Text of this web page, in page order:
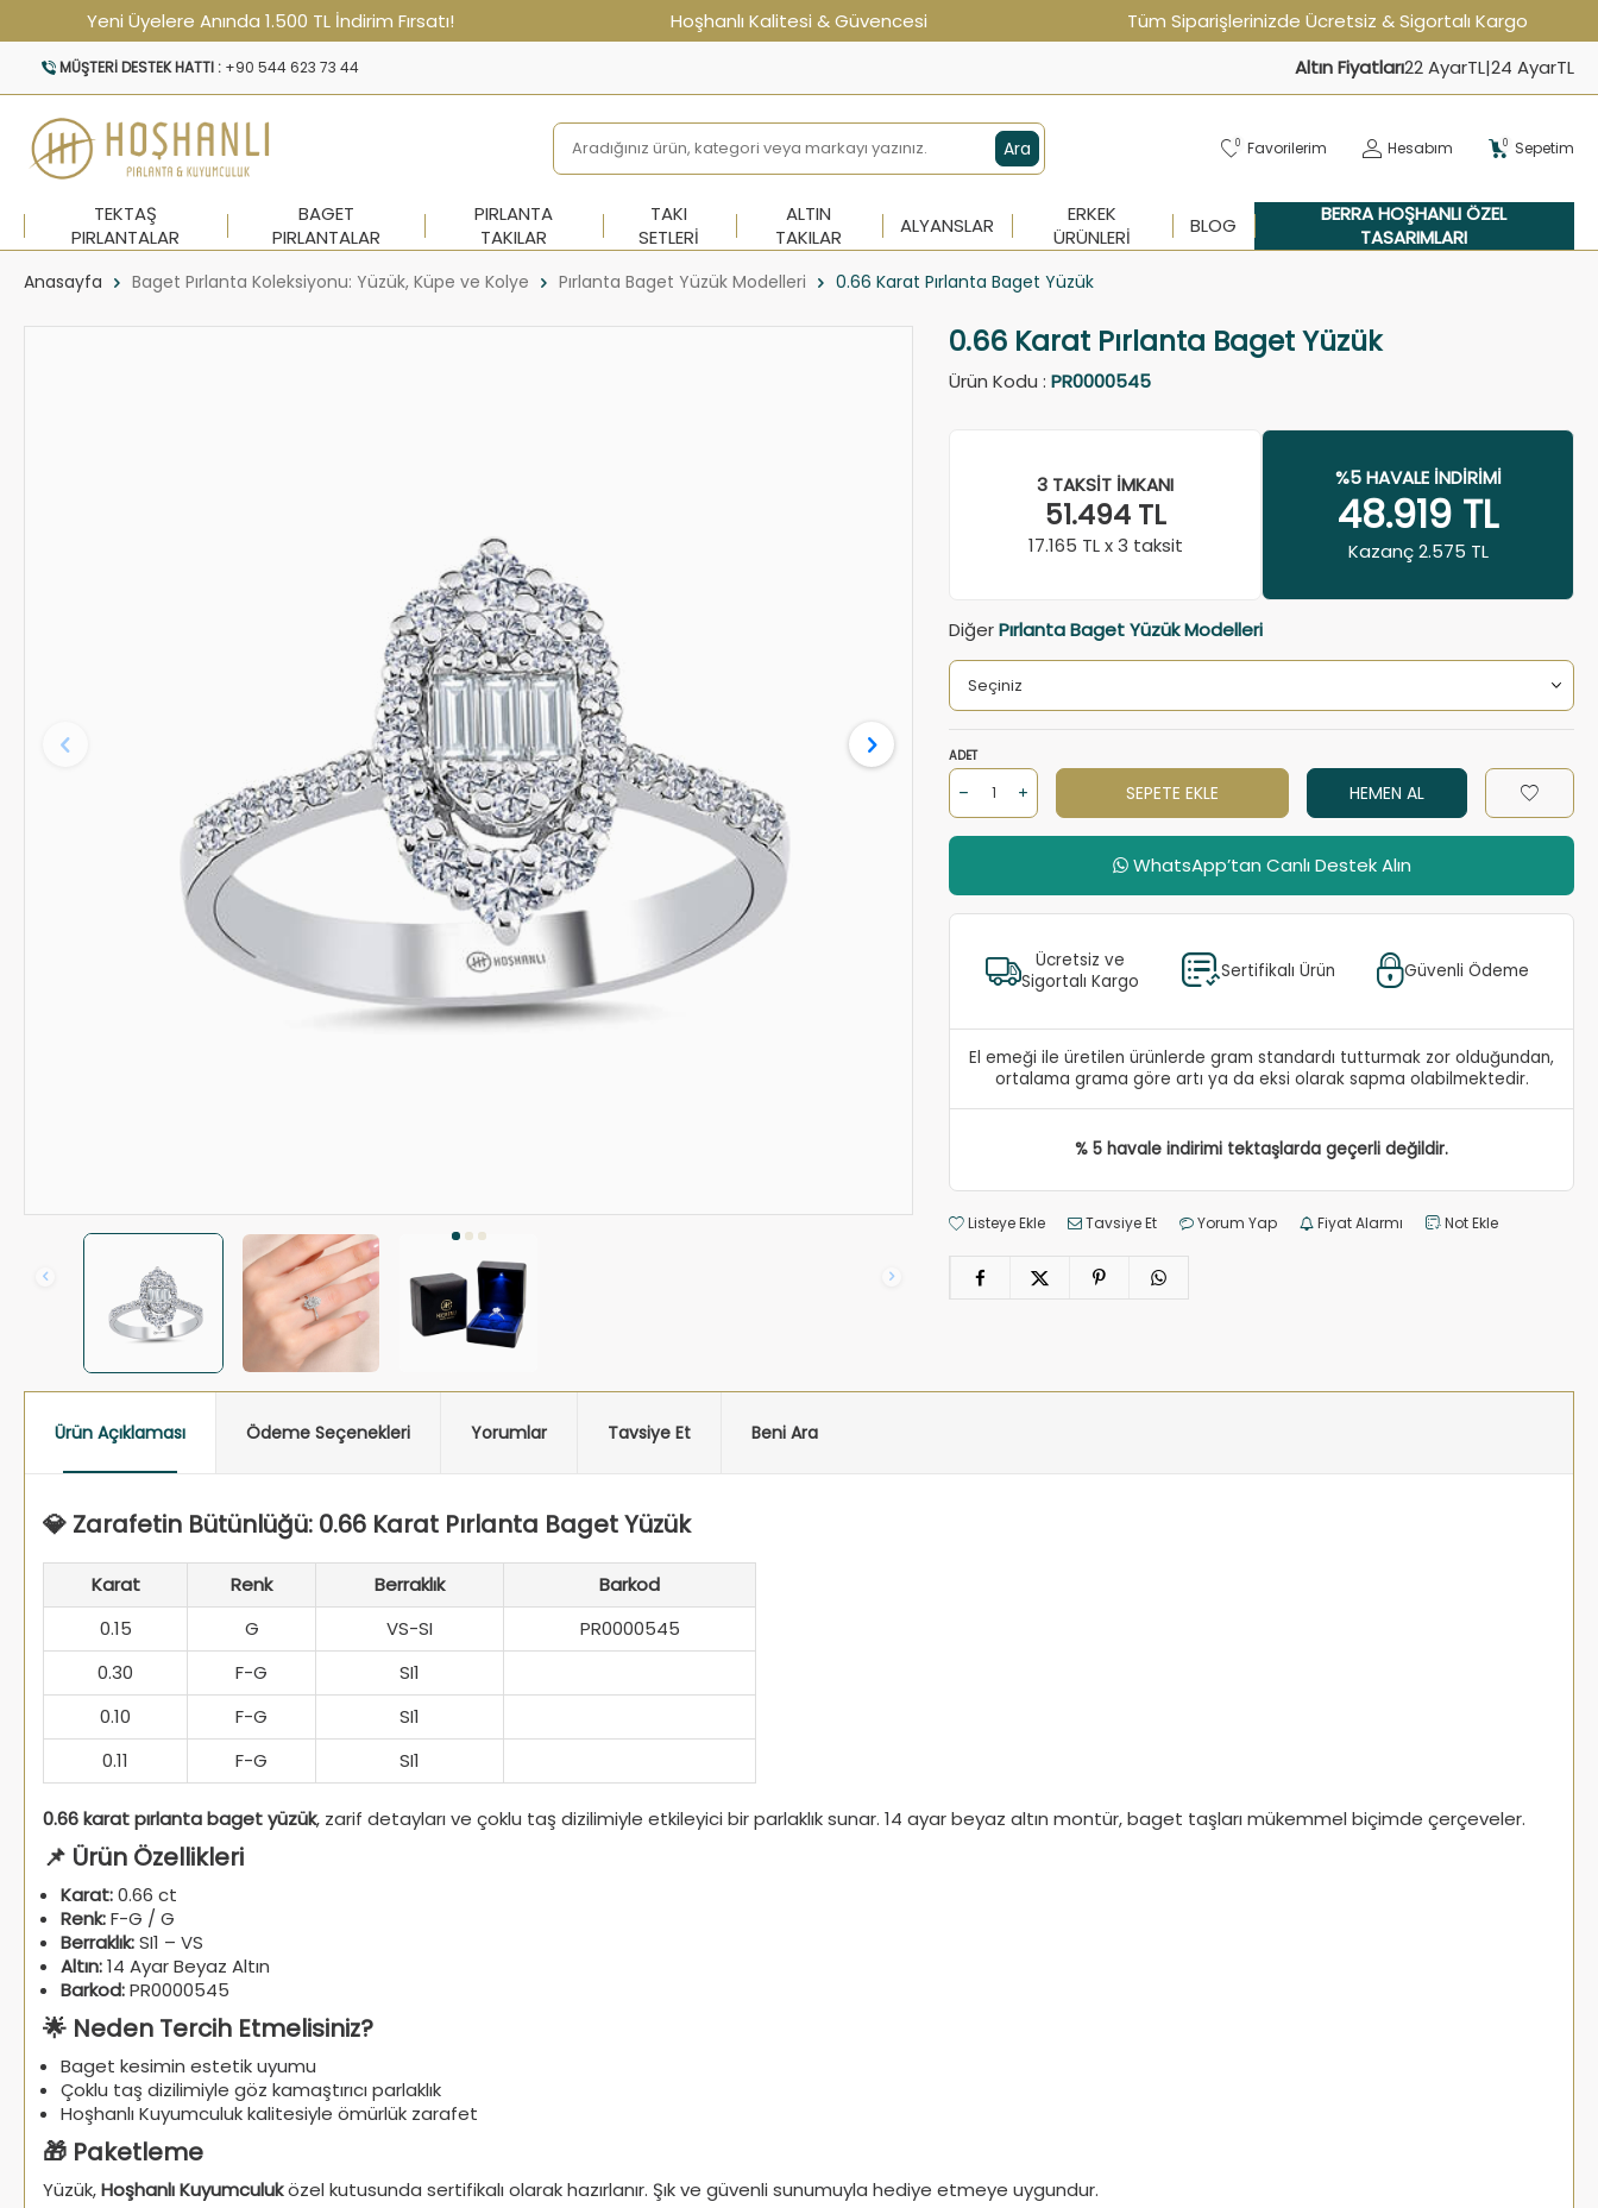
Yeni Üyelere Anında 1.500 TL İndirim Fırsatı! Hoşhanlı Kalitesi & Güvencesi Tüm Siparişlerinizde Ücretsiz & Sigortalı Kargo
MÜŞTERI DESTEK HATTI : +90 544 623 73 44 Altın Fiyatları22 AyarTL|24 AyarTL
Ara 0 Favorilerim Hesabım 0 Sepetim
TEKTAŞ
PIRLANTALAR
BAGET
PIRLANTALAR
PIRLANTA
TAKILAR
TAKI
SETLERI
ALTIN
TAKILAR
ALYANSLAR
ERKEK
ÜRÜNLERI
BLOG
BERRA HOŞHANLI ÖZEL
TASARIMLARI
Anasayfa Baget Pırlanta Koleksiyonu: Yüzük, Küpe ve Kolye Pırlanta Baget Yüzük Modelleri 0.66 Karat Pırlanta Baget Yüzük
0.66 Karat Pırlanta Baget Yüzük
Ürün Kodu :PR0000545
3 TAKSIT İMKANI
51.494TL
17.165 TL x 3 taksit
%5 HAVALE İNDIRIMI
48.919 TL
Kazanç 2.575 TL
DiğerPırlanta Baget Yüzük Modelleri
ADET
SEPETE EKLE HEMEN AL
WhatsApp’tan Canlı Destek Alın
Ücretsiz ve
Sigortalı Kargo
Sertifikalı Ürün Güvenli Ödeme
El emeği ile üretilen ürünlerde gram standardı tutturmak zor olduğundan,
ortalama grama göre artı ya da eksi olarak sapma olabilmektedir.
% 5 havale indirimi tektaşlarda geçerli değildir.
Listeye Ekle Tavsiye Et Yorum Yap Fiyat Alarmı Not Ekle
Ürün Açıklaması Ödeme Seçenekleri Yorumlar Tavsiye Et Beni Ara
💎 Zarafetin Bütünlüğü: 0.66 Karat Pırlanta Baget Yüzük
Karat Renk Berraklık
Barkod
0.15
G VS-SI
PR0000545
0.30
F-G
SI1
0.10
F-G
SI1
0.11
F-G SI1
0.66 karat pırlanta baget yüzük, zarif detayları ve çoklu taş dizilimiyle etkileyici bir parlaklık sunar. 14 ayar beyaz altın montür, baget taşları mükemmel biçimde çerçeveler.
📌 Ürün Özellikleri
Karat:0.66 ct
Renk:F-G / G
Berraklık:SI1 – VS
Altın:14 Ayar Beyaz Altın
Barkod:PR0000545
🌟 Neden Tercih Etmelisiniz?
Baget kesimin estetik uyumu
Çoklu taş dizilimiyle göz kamaştırıcı parlaklık
Hoşhanlı Kuyumculuk kalitesiyle ömürlük zarafet
🎁 Paketleme
Yüzük,Hoşhanlı Kuyumculuközel kutusunda sertifikalı olarak hazırlanır. Şık ve güvenli sunumuyla hediye etmeye uygundur.